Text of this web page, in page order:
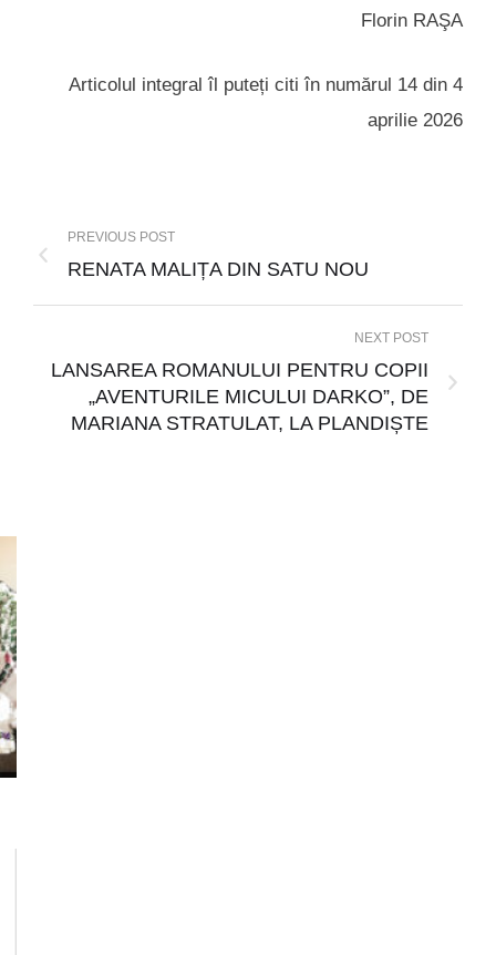
Florin RAŞA
Articolul integral îl puteți citi în numărul 14 din 4
aprilie 2026
PREVIOUS POST
RENATA MALIȚA DIN SATU NOU
NEXT POST
LANSAREA ROMANULUI PENTRU COPII
„AVENTURILE MICULUI DARKO”, DE
MARIANA STRATULAT, LA PLANDIȘTE